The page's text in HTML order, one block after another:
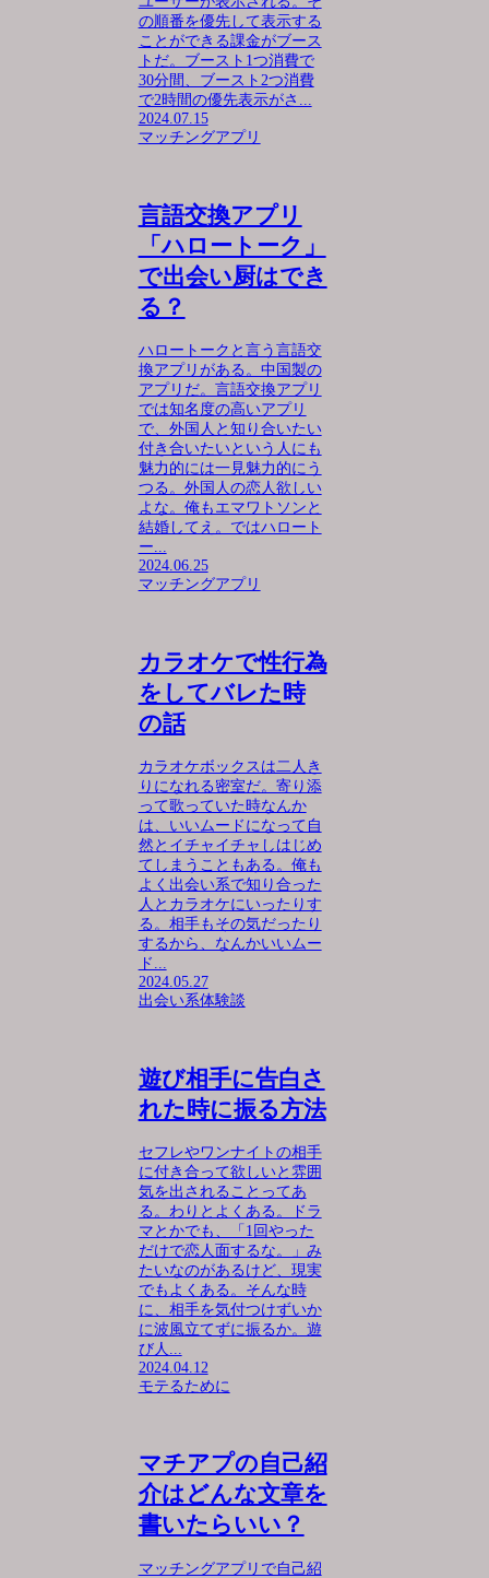
の順番を優先して表示する
ことができる課金がブース
トだ。ブースト1つ消費で
30分間、ブースト2つ消費
で2時間の優先表示がさ...
2024.07.15
マッチングアプリ
言語交換アプリ
「ハロートーク」
で出会い厨はでき
る？
ハロートークと言う言語交
換アプリがある。中国製の
アプリだ。言語交換アプリ
では知名度の高いアプリ
で、外国人と知り合いたい
付き合いたいという人にも
魅力的には一見魅力的にう
つる。外国人の恋人欲しい
よな。俺もエマワトソンと
結婚してえ。ではハロート
ー...
2024.06.25
マッチングアプリ
カラオケで性行為
をしてバレた時
の話
カラオケボックスは二人き
りになれる密室だ。寄り添
って歌っていた時なんか
は、いいムードになって自
然とイチャイチャしはじめ
てしまうこともある。俺も
よく出会い系で知り合った
人とカラオケにいったりす
る。相手もその気だったり
するから、なんかいいムー
ド...
2024.05.27
出会い系体験談
遊び相手に告白さ
れた時に振る方法
セフレやワンナイトの相手
に付き合って欲しいと雰囲
気を出されることってあ
る。わりとよくある。ドラ
マとかでも、「1回やった
だけで恋人面するな。」み
たいなのがあるけど、現実
でもよくある。そんな時
に、相手を気付つけずいか
に波風立てずに振るか。遊
び人...
2024.04.12
モテるために
マチアプの自己紹
介はどんな文章を
書いたらいい？
マッチングアプリで自己紹